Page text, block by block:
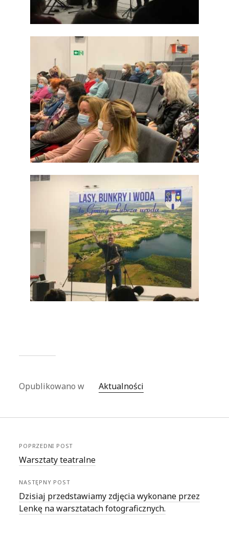
Opublikowano w Aktualności
POPRZEDNI POST
Warsztaty teatralne
NASTĘPNY POST
Dzisiaj przedstawiamy zdjęcia wykonane przez
Lenkę na warsztatach fotograficznych.